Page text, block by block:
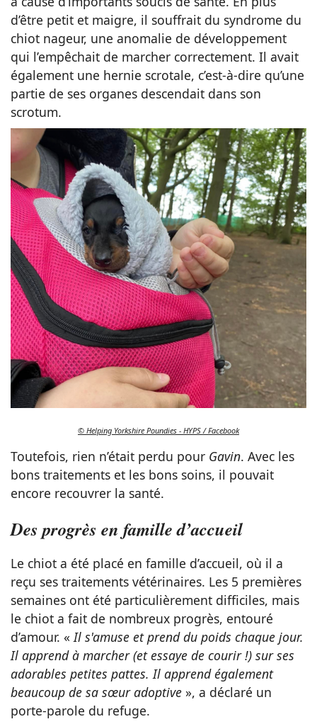
d’être petit et maigre, il souffrait du syndrome du
chiot nageur, une anomalie de développement
qui l’empêchait de marcher correctement. Il avait
également une hernie scrotale, c’est-à-dire qu’une
partie de ses organes descendait dans son
scrotum.
© Helping Yorkshire Poundies - HYPS / Facebook
Toutefois, rien n’était perdu pour Gavin. Avec les
bons traitements et les bons soins, il pouvait
encore recouvrer la santé.
Des progrès en famille d’accueil
Le chiot a été placé en famille d’accueil, où il a
reçu ses traitements vétérinaires. Les 5 premières
semaines ont été particulièrement difficiles, mais
le chiot a fait de nombreux progrès, entouré
d’amour. « Il s'amuse et prend du poids chaque jour.
Il apprend à marcher (et essaye de courir !) sur ses
adorables petites pattes. Il apprend également
beaucoup de sa sœur adoptive », a déclaré un
porte-parole du refuge.